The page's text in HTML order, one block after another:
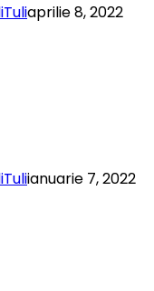
aprilie 8, 2022
ianuarie 7, 2022